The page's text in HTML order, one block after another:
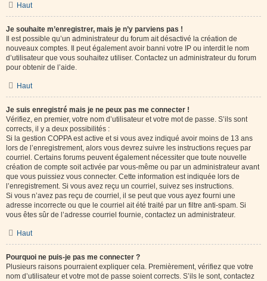
Haut
Je souhaite m’enregistrer, mais je n’y parviens pas !
Il est possible qu’un administrateur du forum ait désactivé la création de
nouveaux comptes. Il peut également avoir banni votre IP ou interdit le nom
d’utilisateur que vous souhaitez utiliser. Contactez un administrateur du forum
pour obtenir de l’aide.
Haut
Je suis enregistré mais je ne peux pas me connecter !
Vérifiez, en premier, votre nom d’utilisateur et votre mot de passe. S’ils sont
corrects, il y a deux possibilités :
Si la gestion COPPA est active et si vous avez indiqué avoir moins de 13 ans
lors de l’enregistrement, alors vous devrez suivre les instructions reçues par
courriel. Certains forums peuvent également nécessiter que toute nouvelle
création de compte soit activée par vous-même ou par un administrateur avant
que vous puissiez vous connecter. Cette information est indiquée lors de
l’enregistrement. Si vous avez reçu un courriel, suivez ses instructions.
Si vous n’avez pas reçu de courriel, il se peut que vous ayez fourni une
adresse incorrecte ou que le courriel ait été traité par un filtre anti-spam. Si
vous êtes sûr de l’adresse courriel fournie, contactez un administrateur.
Haut
Pourquoi ne puis-je pas me connecter ?
Plusieurs raisons pourraient expliquer cela. Premièrement, vérifiez que votre
nom d’utilisateur et votre mot de passe soient corrects. S’ils le sont, contactez